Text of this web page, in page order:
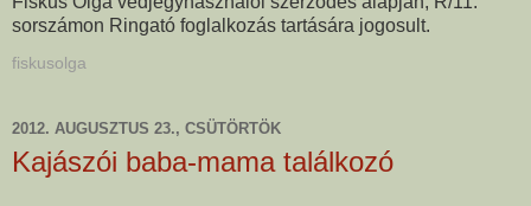
sorszámon Ringató foglalkozás tartására jogosult.
fiskusolga
2012. AUGUSZTUS 23., CSÜTÖRTÖK
Kajászói baba-mama találkozó